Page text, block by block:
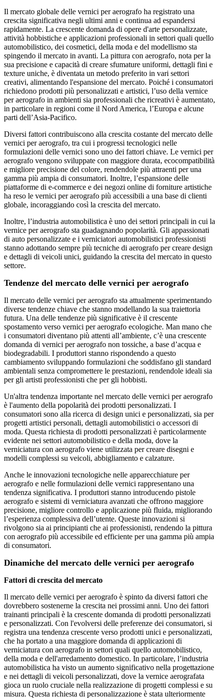
Il mercato globale delle vernici per aerografo ha registrato una
crescita significativa negli ultimi anni e continua ad espandersi
rapidamente. La crescente domanda di opere d'arte personalizzate,
attività hobbistiche e applicazioni professionali in settori quali quello
automobilistico, dei cosmetici, della moda e del modellismo sta
spingendo il mercato in avanti. La pittura con aerografo, nota per la
sua precisione e capacità di creare sfumature uniformi, dettagli fini e
texture uniche, è diventata un metodo preferito in vari settori
creativi, alimentando l'espansione del mercato. Poiché i consumatori
richiedono prodotti più personalizzati e artistici, l’uso della vernice
per aerografo in ambienti sia professionali che ricreativi è aumentato,
in particolare in regioni come il Nord America, l’Europa e alcune
parti dell’Asia-Pacifico.
Diversi fattori contribuiscono alla crescita costante del mercato delle
vernici per aerografo, tra cui i progressi tecnologici nelle
formulazioni delle vernici sono uno dei fattori chiave. Le vernici per
aerografo vengono sviluppate con maggiore durata, ecocompatibilità
e migliore precisione del colore, rendendole più attraenti per una
gamma più ampia di consumatori. Inoltre, l’espansione delle
piattaforme di e-commerce e dei negozi online di forniture artistiche
ha reso le vernici per aerografo più accessibili a una base di clienti
globale, incoraggiando così la crescita del mercato.
Inoltre, l’industria automobilistica è uno dei settori principali in cui la
vernice per aerografo sta guadagnando popolarità. Gli appassionati
di auto personalizzate e i verniciatori automobilistici professionisti
stanno adottando sempre più tecniche di aerografo per creare design
e dettagli di veicoli unici, guidando la crescita del mercato in questo
settore.
Tendenze del mercato delle vernici per aerografo
Il mercato delle vernici per aerografo sta attualmente sperimentando
diverse tendenze chiave che stanno modellando la sua traiettoria
futura. Una delle tendenze più significative è il crescente
spostamento verso vernici per aerografo ecologiche. Man mano che
i consumatori diventano più attenti all’ambiente, c’è una crescente
domanda di vernici per aerografo non tossiche, a base d’acqua e
biodegradabili. I produttori stanno rispondendo a questo
cambiamento sviluppando formulazioni che soddisfano gli standard
ambientali senza compromettere le prestazioni, rendendole ideali sia
per gli artisti professionisti che per gli hobbisti.
Un'altra tendenza importante nel mercato delle vernici per aerografo
è l'aumento della popolarità dei prodotti personalizzati. I
consumatori sono alla ricerca di design unici e personalizzati, sia per
progetti artistici personali, dettagli automobilistici o accessori di
moda. Questa richiesta di prodotti personalizzati è particolarmente
evidente nei settori automobilistico e della moda, dove la
verniciatura con aerografo viene utilizzata per creare disegni e
modelli complessi su veicoli, abbigliamento e calzature.
Anche le innovazioni tecnologiche nelle apparecchiature per
aerografo e nelle formulazioni delle vernici rappresentano una
tendenza significativa. I produttori stanno introducendo pistole
aerografo e sistemi di verniciatura avanzati che offrono maggiore
precisione, migliore controllo e applicazione più fluida, migliorando
l’esperienza complessiva dell’utente. Queste innovazioni si
rivolgono sia ai principianti che ai professionisti, rendendo la pittura
con aerografo più accessibile ed efficiente per una gamma più ampia
di consumatori.
Dinamiche del mercato delle vernici per aerografo
Fattori di crescita del mercato
Il mercato delle vernici per aerografo è spinto da diversi fattori che
dovrebbero sostenerne la crescita nei prossimi anni. Uno dei fattori
trainanti principali è la crescente domanda di prodotti personalizzati
e personalizzati. Con l'evolversi delle preferenze dei consumatori, si
registra una tendenza crescente verso prodotti unici e personalizzati,
che ha portato a una maggiore domanda di applicazioni di
verniciatura con aerografo in settori quali quello automobilistico,
della moda e dell'arredamento domestico. In particolare, l’industria
automobilistica ha visto un aumento significativo nella progettazione
e nei dettagli di veicoli personalizzati, dove la vernice aerografata
gioca un ruolo cruciale nella realizzazione di progetti complessi e su
misura. Questa richiesta di personalizzazione è stata ulteriormente